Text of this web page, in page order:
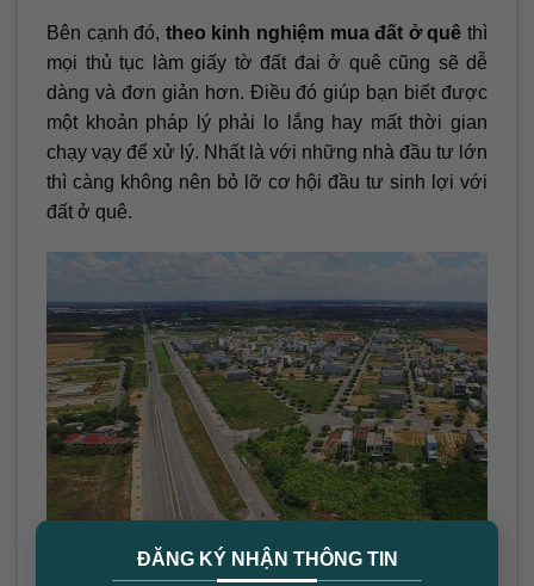
ĐĂNG KÝ NHẬN THÔNG TIN
Bên cạnh đó, theo kinh nghiệm mua đất ở quê thì
mọi thủ tục làm giấy tờ đất đai ở quê cũng sẽ dễ
dàng và đơn giản hơn. Điều đó giúp bạn biết được
một khoản pháp lý phải lo lắng hay mất thời gian
chạy vạy để xử lý. Nhất là với những nhà đầu tư lớn
thì càng không nên bỏ lỡ cơ hội đầu tư sinh lợi với
đất ở quê.
Mua đất ở quê là cơ hội sinh lợi